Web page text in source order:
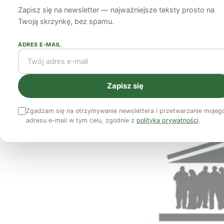
Obywatelskich?
Grzybowski Paweł
Zapisz się na newsletter — najważniejsze teksty prosto na
Twoją skrzynkę, bez spamu.
ADRES E-MAIL
Zapisz się
Zgadzam się na otrzymywanie newslettera i przetwarzanie
adresu e-mail w tym celu, zgodnie z polityką prywatności.